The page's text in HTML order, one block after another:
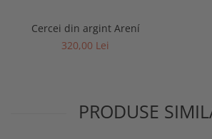
Cercei din argint Arení
320,00 Lei
PRODUSE